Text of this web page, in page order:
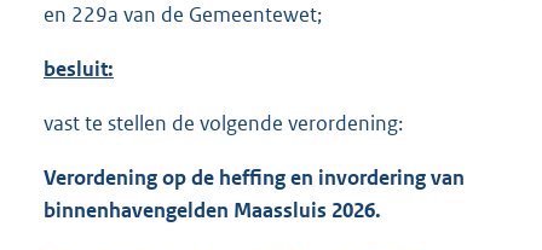
en 229a van de Gemeentewet;
besluit:
vast te stellen de volgende verordening:
Verordening op de heffing en invordering van
binnenhavengelden Maassluis 2026.